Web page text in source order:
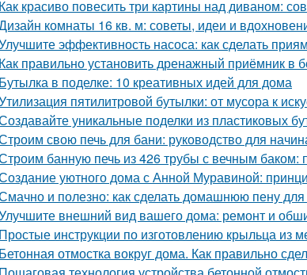
Как красиво повесить три картины над диваном:
комнаты 16 кв. м: советы, идеи и
эффективность насоса: как сделать
Как правильно установить дренажный приёмник в
Бутылка в поделке: 10 креативных идей для дома
пятилитровой бутылки: от мусора к
уникальные поделки из пластиковых
свою печь для бани: руководство для
банную печь из 426 трубы с вечным
уютного дома с Анной Муравиной:
и полезно: как сделать домашнюю пену
внешний вид вашего дома: ремонт и
Простые инструкции по изготовлению крыльца из
Бетонная отмостка вокруг дома. Как правильно